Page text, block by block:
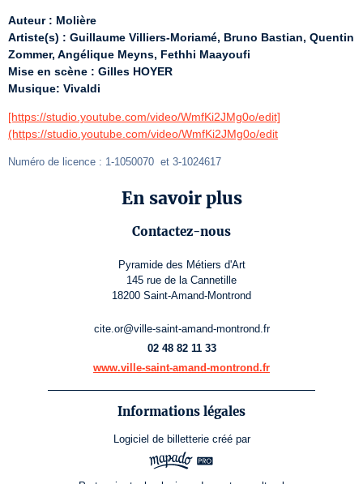
Auteur : Molière
Artiste(s) : Guillaume Villiers-Moriamé, Bruno Bastian, Quentin
Zommer, Angélique Meyns, Fethhi Maayoufi
Mise en scène : Gilles HOYER
Musique: Vivaldi
[https://studio.youtube.com/video/WmfKi2JMg0o/edit]
(https://studio.youtube.com/video/WmfKi2JMg0o/edit
Numéro de licence : 1-1050070  et 3-1024617
En savoir plus
Contactez-nous
Pyramide des Métiers d'Art
145 rue de la Cannetille
18200 Saint-Amand-Montrond
cite.or@ville-saint-amand-montrond.fr
02 48 82 11 33
www.ville-saint-amand-montrond.fr
Informations légales
Logiciel de billetterie créé par